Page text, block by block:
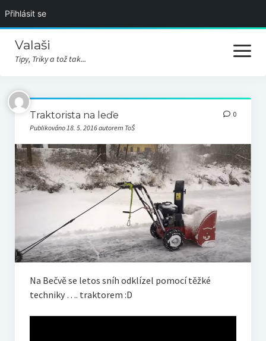
Přihlásit se
Valaši
Tipy, Triky a tož tak...
otevřít
menu
Úvodní stránka
Akce
Videa
Rozcestí
Traktorista na leďe
Publikováno 18. 5. 2016 autorem ToŠ
0
Na Bečvě se letos sníh odklízel pomocí těžké
techniky …. traktorem :D